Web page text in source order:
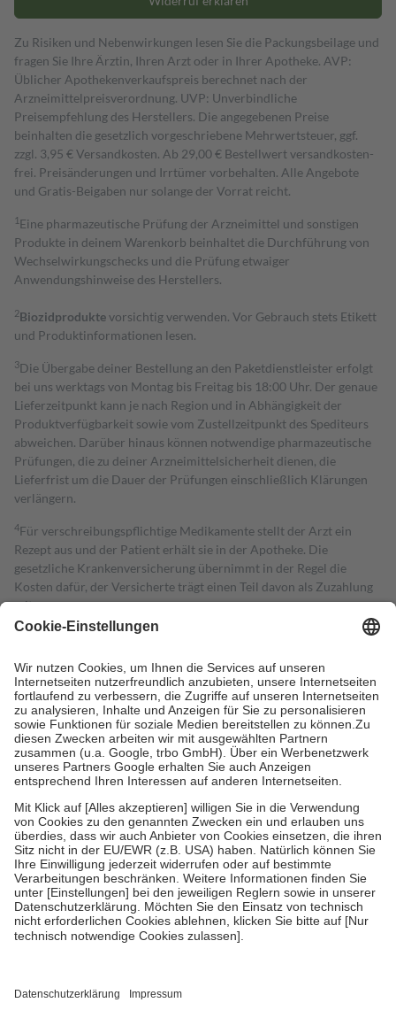
Zu Risiken und Nebenwirkungen lesen Sie die Packungsbeilage und
fragen Sie Ihre Ärztin, Ihren Arzt oder in Ihrer Apotheke. AVP:
Üblicher Apothekenverkaufspreis berechnet nach der
Arzneimittelpreisverordnung. UVP: Unverbindliche
Preisempfehlung des Herstellers. Die angegebenen Preise
beinhalten die gesetzlich vorgeschriebene Mehrwertsteuer, ggf.
zzgl. 3,95 € Versandkosten. Ab 29,00 € Bestell­wert versand­kosten­
frei. Preisänderungen und Irrtümer vorbehalten. Alle Angebote
und Gratis-Beigaben nur solange der Vorrat reicht.
1 Eine pharmazeutische Prüfung der Arzneimittel und sonstigen
Produkte in deinem Warenkorb beinhaltet die Durchführung von
Wechselwirkungschecks und die Prüfung etwaiger
Anwendungshinweise des Herstellers.
2Biozidproduktevorsichtig verwenden. Vor Gebrauch stets Etikett
und Produktinformationen lesen.
3Die Übergabe deiner Bestellung an den Paketdienstleister erfolgt
bei uns werktags von Montag bis Freitag bis 18:00 Uhr. Der genaue
Lieferzeitpunkt kann je nach Region und in Abhängigkeit der
Produktverfügbarkeit sowie vom Zustellzeitpunkt des Spediteurs
abweichen. Darüber hinaus können notwendige pharmazeutische
Prüfungen, die zu deiner Arzneimittelsicherheit dienen, die
Lieferfrist um die Dauer der Prüfungen einschließlich Klärungen
verlängern.
4Für verschreibungspflichtige Medikamente stellt der Arzt ein
Rezept aus und der Patient erhält sie in der Apotheke. Die
gesetzliche Krankenversicherung übernimmt in der Regel die
Kosten dafür, der Versicherte trägt einen Teil davon als Zuzahlung
mit.
Grundsätzlich leisten Mitglieder Zuzahlungen in Höhe von zehn
höchstens zehn Euro.
Es sind jedoch nie mehr als die tatsächlichen
Kosten der Leistung zu entrichten.
Diese Regeln gelten grundsätzlich auch für Online-Apotheken.
Bei Heilmitteln und häuslicher Krankenpflege beträgt die
Zuzahlung zehn Prozent der Kosten sowie zehn Euro je
Verordnung.
Um das Engagement der Versicherten für ihre eigene Gesundheit zu
stärken und die besondere Stellung der Familie zu unterstützen,
fallenkeine Zuzahlungenan bei:
• Kindern und Jugendlichen bis zum vollendeten 18. Lebensjahr
mit Ausnahme der Fahrkosten
• Untersuchungen zur Vorsorge und Früherkennung, die von der
GKV getragen werden
• empfohlenen Schutzimpfungen
• Harn- und Blutteststreifen
getroffen, um sicherzustellen, dass es sich um echte Bewertungen